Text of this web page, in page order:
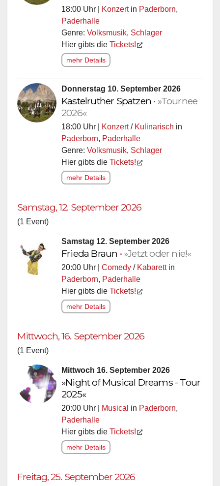
18:00 Uhr | Konzertin Paderborn,
Paderhalle
Genre: Volksmusik, Schlager
Hier gibts die Tickets!
mehr Details
Donnerstag 10. September 2026
Kastelruther Spatzen • »Tournee
2026«
18:00 Uhr | Konzert/ Kulinarisch in
Paderborn, Paderhalle
Genre: Volksmusik, Schlager
Hier gibts die Tickets!
mehr Details
Samstag, 12. September 2026
(1 Event)
Samstag 12. September 2026
Frieda Braun • »Jetzt oder nie!«
20:00 Uhr | Comedy / Kabarettin
Paderborn, Paderhalle
Hier gibts die Tickets!
mehr Details
Mittwoch, 16. September 2026
(1 Event)
Mittwoch 16. September 2026
»Night of Musical Dreams - Tour
2025«
20:00 Uhr | Musical in Paderborn,
Paderhalle
Hier gibts die Tickets!
mehr Details
Freitag, 25. September 2026